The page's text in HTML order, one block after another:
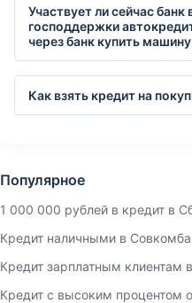
Участвует ли сейчас
господдержки
через банк купить
Как взять кредит на
Популярное
1 000 000 рублей в кредит в
Кредит наличными в
Кредит зарплатным клиентам
Кредит с высоким процентом